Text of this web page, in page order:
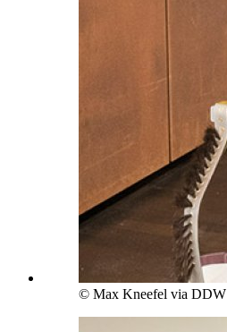
© Max Kneefel via DDW